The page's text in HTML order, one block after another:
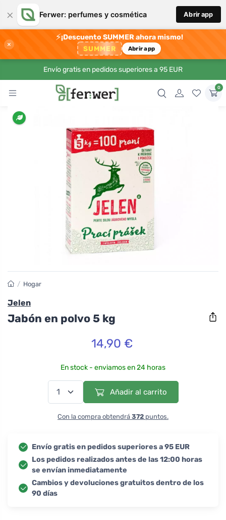
× Ferwer: perfumes y cosmética Abrir app
×
⚡¡Descuento SUMMER ahora mismo!
SUMMER Abrir app
Envío gratis en pedidos superiores a 95 EUR
0
/ Hogar
Jelen
Jabón en polvo 5 kg
14,90 €
En stock - enviamos en 24 horas
Añadir al carrito
Con la compra obtendrá 372 puntos.
Envío gratis en pedidos superiores a 95 EUR
Los pedidos realizados antes de las 12:00 horas
se envían inmediatamente
Cambios y devoluciones gratuitos dentro de los
90 días